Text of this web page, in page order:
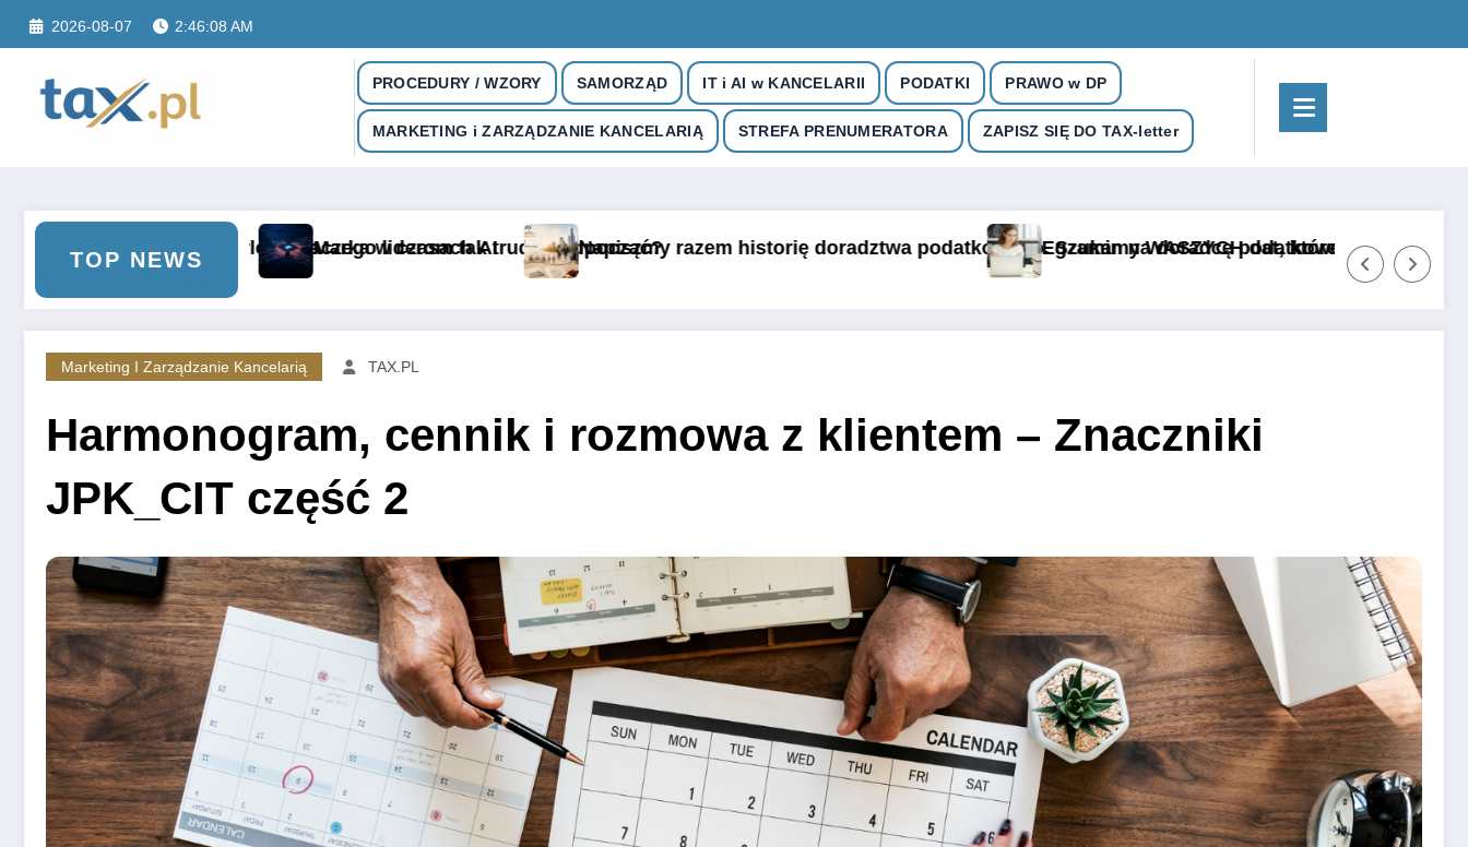
2026-08-07 2:46:09 AM
PORTAL DORADCY PODATKOWEGO
PROCEDURY / WZORY SAMORZĄD IT i AI w KANCELARII PODATKI PRAWO w DP
MARKETING i ZARZĄDZANIE KANCELARIĄ STREFA PRENUMERATORA ZAPISZ SIĘ DO TAX-letter
TOP NEWS
urlop. Dlaczego liderom tak trudno odpocząć?
Marka w czasach AI Napiszmy razem historię doradztwa podatkowego. Szukamy WASZYCH dat, które zmieniły ten zawód
Egzamin na doradcę podatkowego 2026 – koniec z bazą pytań i
10 darmowych
Marketing I Zarządzanie Kancelarią TAX.PL
Harmonogram, cennik i rozmowa z klientem – Znaczniki
JPK_CIT część 2